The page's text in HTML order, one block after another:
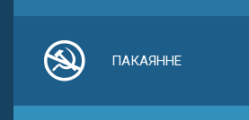
ПАКАЯННЕ